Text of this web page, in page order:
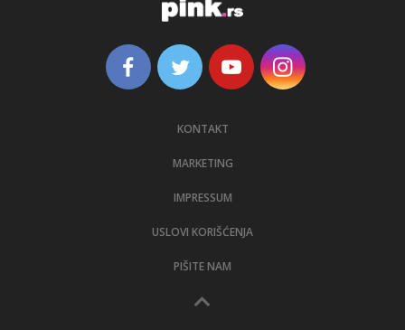
KONTAKT
MARKETING
IMPRESSUM
USLOVI KORIŠĆENJA
PIŠITE NAM